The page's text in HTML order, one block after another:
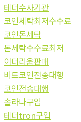
테더수사기관
코인세탁최저수수료
코인돈세탁
돈세탁수수료최저
이더리움판매
비트코인전송대행
코인전송대행
솔라나구입
테더tron구입